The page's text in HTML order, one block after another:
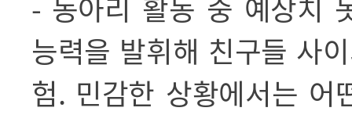
능력을 발휘해 친구들 사
험. 민감한 상황에서는 어